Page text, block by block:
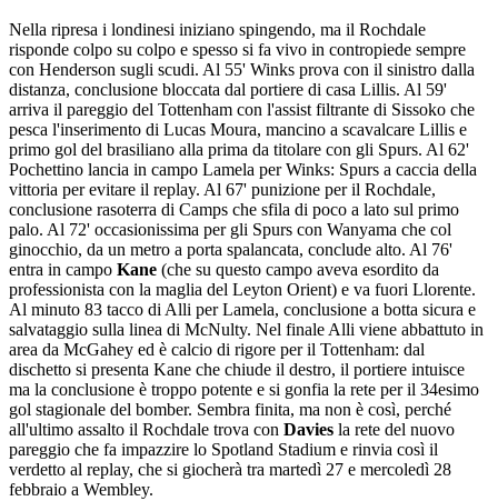
Nella ripresa i londinesi iniziano spingendo, ma il Rochdale
risponde colpo su colpo e spesso si fa vivo in contropiede sempre
con Henderson sugli scudi. Al 55' Winks prova con il sinistro dalla
distanza, conclusione bloccata dal portiere di casa Lillis. Al 59'
arriva il pareggio del Tottenham con l'assist filtrante di Sissoko che
pesca l'inserimento di Lucas Moura, mancino a scavalcare Lillis e
primo gol del brasiliano alla prima da titolare con gli Spurs. Al 62'
Pochettino lancia in campo Lamela per Winks: Spurs a caccia della
vittoria per evitare il replay. Al 67' punizione per il Rochdale,
conclusione rasoterra di Camps che sfila di poco a lato sul primo
palo. Al 72' occasionissima per gli Spurs con Wanyama che col
ginocchio, da un metro a porta spalancata, conclude alto. Al 76'
entra in campo Kane (che su questo campo aveva esordito da
professionista con la maglia del Leyton Orient) e va fuori Llorente.
Al minuto 83 tacco di Alli per Lamela, conclusione a botta sicura e
salvataggio sulla linea di McNulty. Nel finale Alli viene abbattuto in
area da McGahey ed è calcio di rigore per il Tottenham: dal
dischetto si presenta Kane che chiude il destro, il portiere intuisce
ma la conclusione è troppo potente e si gonfia la rete per il 34esimo
gol stagionale del bomber. Sembra finita, ma non è così, perché
all'ultimo assalto il Rochdale trova con Davies la rete del nuovo
pareggio che fa impazzire lo Spotland Stadium e rinvia così il
verdetto al replay, che si giocherà tra martedì 27 e mercoledì 28
febbraio a Wembley.